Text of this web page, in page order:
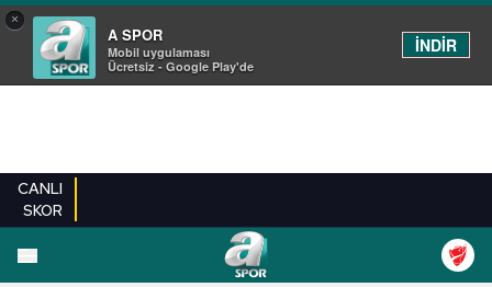
×
A SPOR
Mobil uygulaması
Ücretsiz - Google Play'de
İNDİR
CANLI
SKOR
EN YENILER